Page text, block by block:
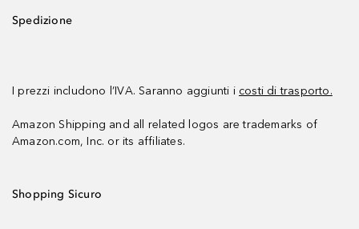
Spedizione
I prezzi includono l’IVA. Saranno aggiunti i costi di trasporto.
Amazon Shipping and all related logos are trademarks of
Amazon.com, Inc. or its affiliates.
Shopping Sicuro